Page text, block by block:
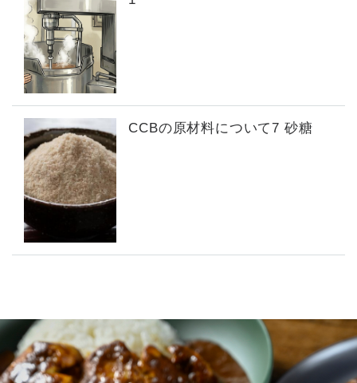
CCBの原材料について7 砂糖